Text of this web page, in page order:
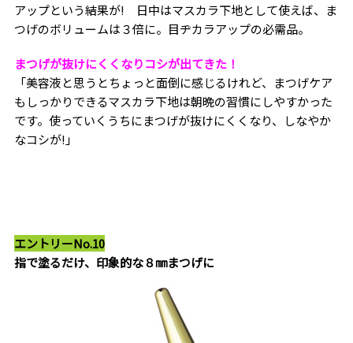
アップという結果が! 日中はマスカラ下地として使えば、ま
つげのボリュームは３倍に。目ヂカラアップの必需品。
まつげが抜けにくくなりコシが出てきた！
「美容液と思うとちょっと面倒に感じるけれど、まつげケア
もしっかりできるマスカラ下地は朝晩の習慣にしやすかった
です。使っていくうちにまつげが抜けにくくなり、しなやか
なコシが!」
エントリーNo.10
指で塗るだけ、印象的な８㎜まつげに